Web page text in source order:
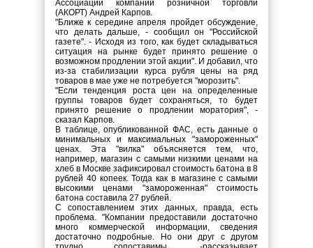
Ассоциации компаний розничной торговли
(АКОРТ) Андрей Карпов.
"Ближе к середине апреля пройдет обсуждение,
что делать дальше, - сообщил он "Российской
газете". - Исходя из того, как будет складываться
ситуация на рынке будет принято решение о
возможном продлении этой акции". И добавил, что
из-за стабилизации курса рубля цены на ряд
товаров в мае уже не потребуется "морозить".
"Если тенденция роста цен на определенные
группы товаров будет сохраняться, то будет
принято решение о продлении моратория", -
сказал Карпов.
В таблице, опубликованной ФАС, есть данные о
минимальных и максимальных "замороженных"
ценах. Эта "вилка" объясняется тем, что,
например, магазин с самыми низкими ценами на
хлеб в Москве зафиксировал стоимость батона в 8
рублей 40 копеек. Тогда как в магазине с самыми
высокими ценами "замороженная" стоимость
батона составила 27 рублей.
С сопоставлением этих данных, правда, есть
проблема. "Компании предоставили достаточно
много коммерческой информации, сведения
достаточно подробные. Но они друг с другом